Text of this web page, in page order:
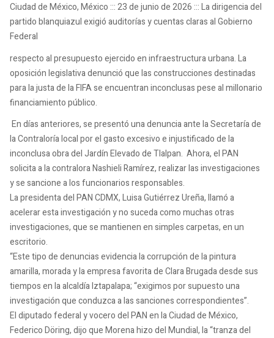
Ciudad de México, México ::: 23 de junio de 2026 ::: La dirigencia del
partido blanquiazul exigió auditorías y cuentas claras al Gobierno
Federal
respecto al presupuesto ejercido en infraestructura urbana. La
oposición legislativa denunció que las construcciones destinadas
para la justa de la FIFA se encuentran inconclusas pese al millonario
financiamiento público.
En días anteriores, se presentó una denuncia ante la Secretaría de
la Contraloría local por el gasto excesivo e injustificado de la
inconclusa obra del Jardín Elevado de Tlalpan. Ahora, el PAN
solicita a la contralora Nashieli Ramírez, realizar las investigaciones
y se sancione a los funcionarios responsables.
La presidenta del PAN CDMX, Luisa Gutiérrez Ureña, llamó a
acelerar esta investigación y no suceda como muchas otras
investigaciones, que se mantienen en simples carpetas, en un
escritorio.
“Este tipo de denuncias evidencia la corrupción de la pintura
amarilla, morada y la empresa favorita de Clara Brugada desde sus
tiempos en la alcaldía Iztapalapa; “exigimos por supuesto una
investigación que conduzca a las sanciones correspondientes”.
El diputado federal y vocero del PAN en la Ciudad de México,
Federico Döring, dijo que Morena hizo del Mundial, la “tranza del